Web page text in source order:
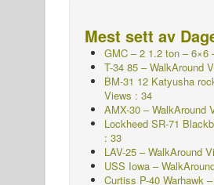
Mest sett av
GMC – 2 1.2 ton – 6×6
T-34 85 – WalkAround
BM-31 12 Katyusha
Views : 34
AMX-30 – WalkAround
Lockheed SR-71
: 33
LAV-25 – WalkAround
USS Iowa –
Curtiss P-40 Warhawk